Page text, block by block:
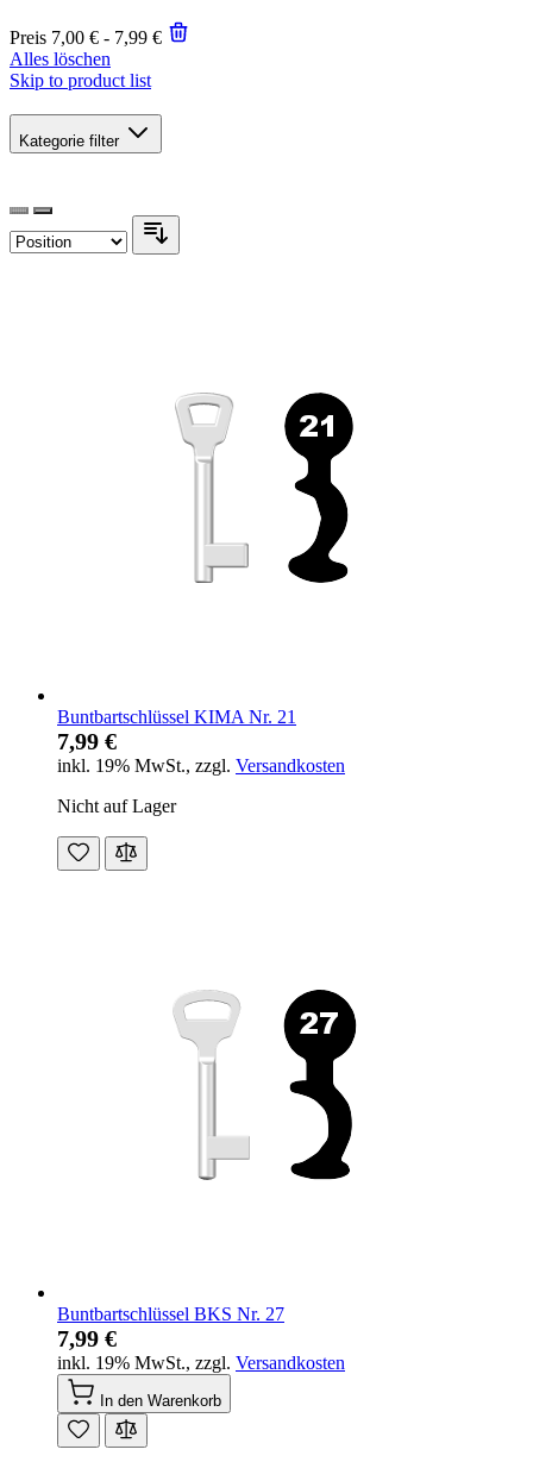
Preis 7,00 € - 7,99 €
Alles löschen
Skip to product list
Kategorie filter
Buntbartschlüssel KIMA Nr. 21
7,99 €
inkl. 19% MwSt., zzgl. Versandkosten
Nicht auf Lager
Buntbartschlüssel BKS Nr. 27
7,99 €
inkl. 19% MwSt., zzgl. Versandkosten
In den Warenkorb